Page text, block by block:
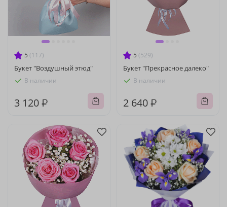
5 (117)
Букет "Воздушный этюд"
В наличии
3 120 ₽
5 (529)
Букет "Прекрасное далеко"
В наличии
2 640 ₽